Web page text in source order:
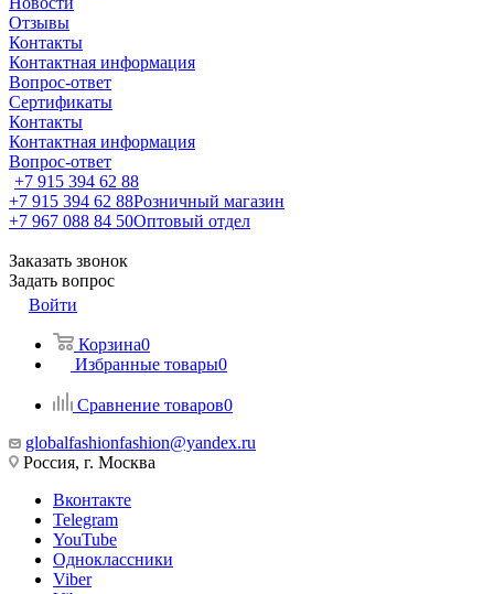
Отзывы
Контакты
Контактная информация
Вопрос-ответ
Сертификаты
Контакты
Контактная информация
Вопрос-ответ
+7 915 394 62 88
+7 915 394 62 88Розничный магазин
+7 967 088 84 50Оптовый отдел
Заказать звонок
Задать вопрос
Войти
Корзина0
Избранные товары0
Сравнение товаров0
globalfashionfashion@yandex.ru
Россия, г. Москва
Вконтакте
Telegram
YouTube
Одноклассники
Viber